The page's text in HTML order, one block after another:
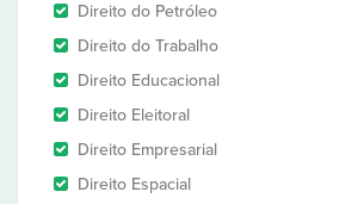
Direito do Petróleo
Direito do Trabalho
Direito Educacional
Direito Eleitoral
Direito Empresarial
Direito Espacial